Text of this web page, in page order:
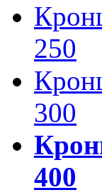
250
300
400